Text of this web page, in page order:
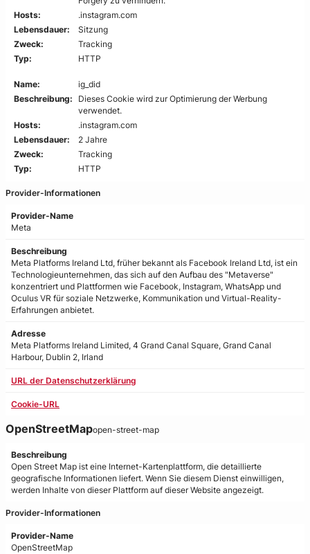
Hosts:
.instagram.com
Lebensdauer:
Sitzung
Zweck:
Tracking
Typ:
HTTP
Name:
ig_did
Beschreibung:
Dieses Cookie wird zur Optimierung der Werbung
verwendet.
Hosts:
.instagram.com
Lebensdauer:
2 Jahre
Zweck:
Tracking
Typ:
HTTP
Provider-Informationen
Provider-Name
Meta
Beschreibung
Meta Platforms Ireland Ltd, früher bekannt als Facebook Ireland Ltd, ist ein
Technologieunternehmen, das sich auf den Aufbau des "Metaverse"
konzentriert und Plattformen wie Facebook, Instagram, WhatsApp und
Oculus VR für soziale Netzwerke, Kommunikation und Virtual-Reality-
Erfahrungen anbietet.
Adresse
Meta Platforms Ireland Limited, 4 Grand Canal Square, Grand Canal
Harbour, Dublin 2, Irland
URL der Datenschutzerklärung
Cookie-URL
OpenStreetMapopen-street-map
Beschreibung
Open Street Map ist eine Internet-Kartenplattform, die detaillierte
geografische Informationen liefert. Wenn Sie diesem Dienst einwilligen,
werden Inhalte von dieser Plattform auf dieser Website angezeigt.
Provider-Informationen
Provider-Name
OpenStreetMap